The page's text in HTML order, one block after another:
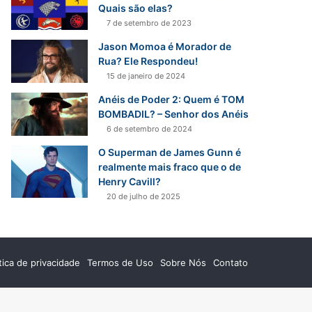
p
r
:
Quais são elas?
7 de setembro de 2023
Jason Momoa é Morador de
Rua? Ele Respondeu!
15 de janeiro de 2024
Anéis de Poder 2: Quem é TOM
BOMBADIL? – Senhor dos Anéis
6 de setembro de 2024
O Superman de James Gunn é
realmente mais fraco que o de
Henry Cavill?
20 de julho de 2025
de privacidade Termos de Uso Sobre Nós Contato